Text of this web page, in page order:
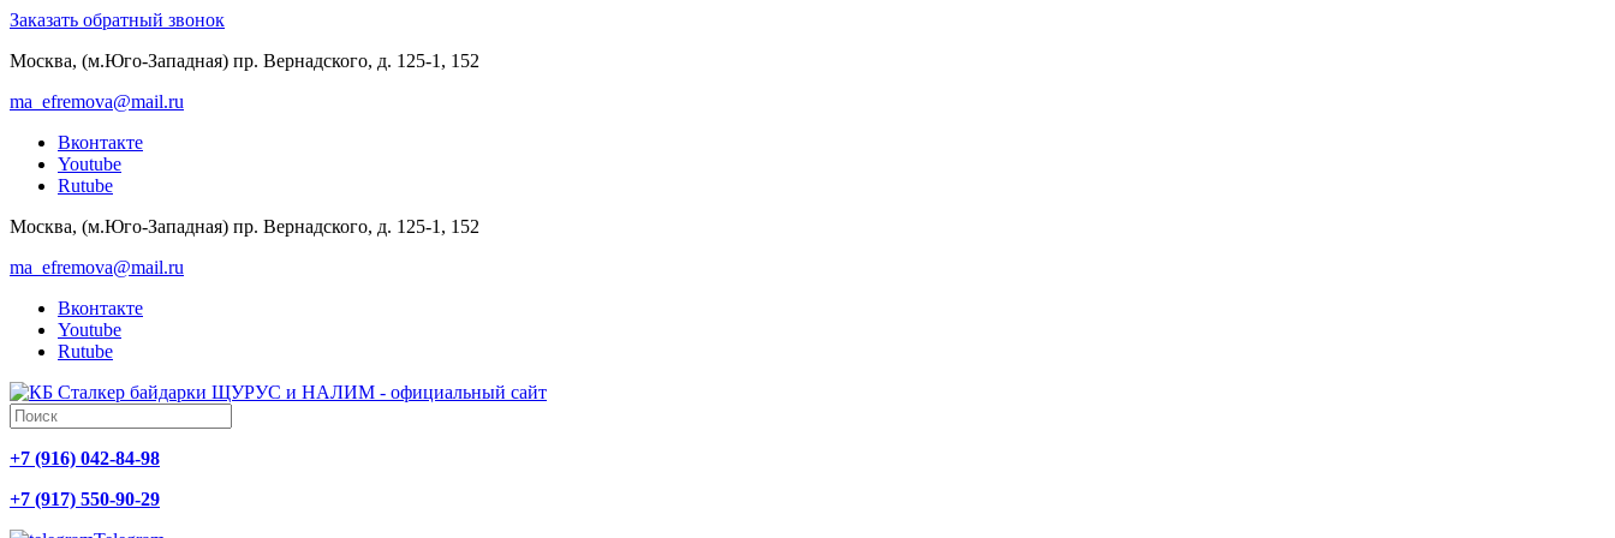
Заказать обратный звонок
Москва, (м.Юго-Западная) пр. Вернадского, д. 125-1, 152
ma_efremova@mail.ru
Вконтакте
Youtube
Rutube
Москва, (м.Юго-Западная) пр. Вернадского, д. 125-1, 152
ma_efremova@mail.ru
Вконтакте
Youtube
Rutube
+7 (916) 042-84-98
+7 (917) 550-90-29